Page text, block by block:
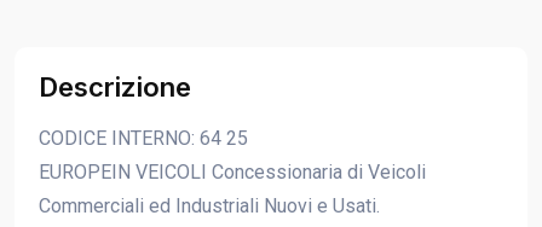
Descrizione
CODICE INTERNO: 64 25
EUROPEIN VEICOLI Concessionaria di Veicoli
Commerciali ed Industriali Nuovi e Usati.